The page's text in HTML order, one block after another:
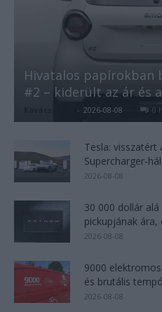
Hivatalos papírokban
#2 – kiderült az ár és
- 2026-08-08 0
Tesla: visszatért
Supercharger-
2026-08-08
30 000 dollár
pickupjának
2026-08-08
9000
és brutális
2026-08-08